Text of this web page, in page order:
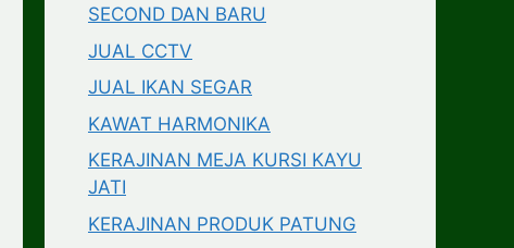
SECOND DAN BARU
JUAL CCTV
JUAL IKAN SEGAR
KAWAT HARMONIKA
KERAJINAN MEJA KURSI KAYU
JATI
KERAJINAN PRODUK PATUNG